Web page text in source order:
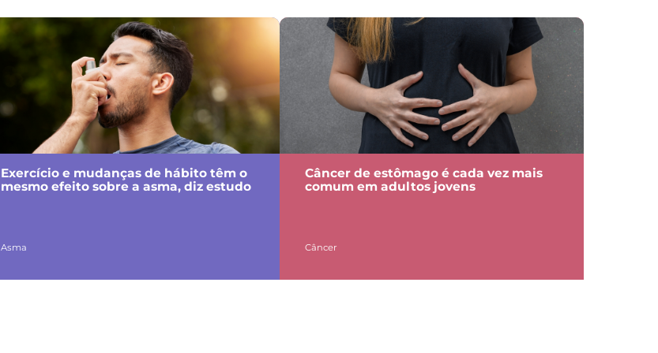
Exercício e mudanças de hábito têm o
mesmo efeito sobre a asma, diz estudo
Asma
Câncer de estômago é cada vez mais
comum em adultos jovens
Câncer